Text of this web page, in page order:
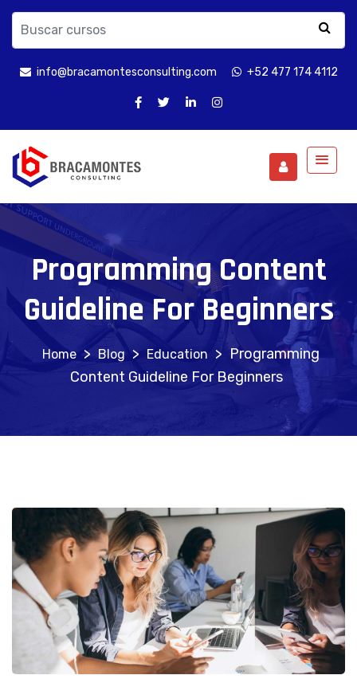
info@bracamontesconsulting.com +52 477 174 4112
Programming Content
Guideline For Beginners
> Blog > Education > Programming
Content Guideline For Beginners